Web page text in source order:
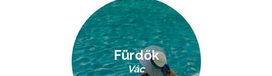
Fürdők
Vác